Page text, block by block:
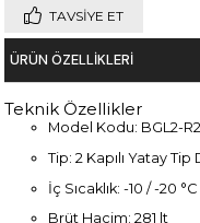
TAVSIYE ET
ÜRÜN ÖZELLIKLERI
Teknik Özellikler
Model Kodu: BGL2-
Tip: 2 Kapılı Yatay
İç Sıcaklık: -10 / -20 °C
Brüt Hacim: 281 lt